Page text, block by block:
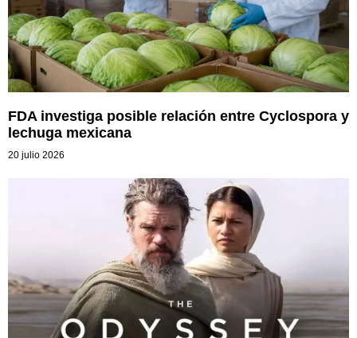
FDA investiga posible relación entre Cyclospora y
lechuga mexicana
20 julio 2026